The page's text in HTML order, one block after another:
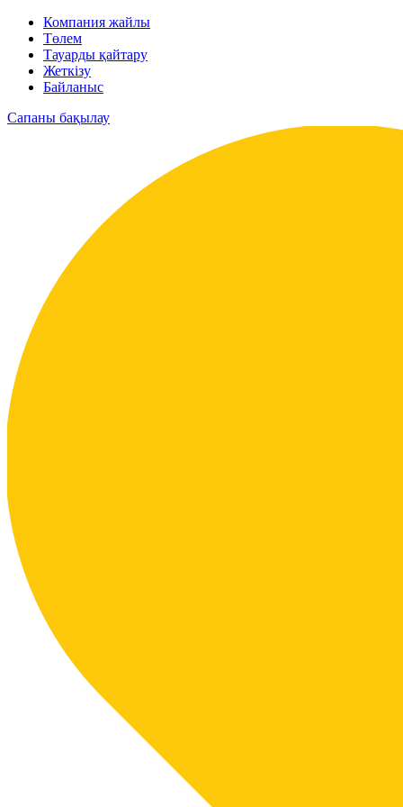
Компания жайлы
Төлем
Тауарды қайтару
Жеткізу
Байланыс
Сапаны бақылау